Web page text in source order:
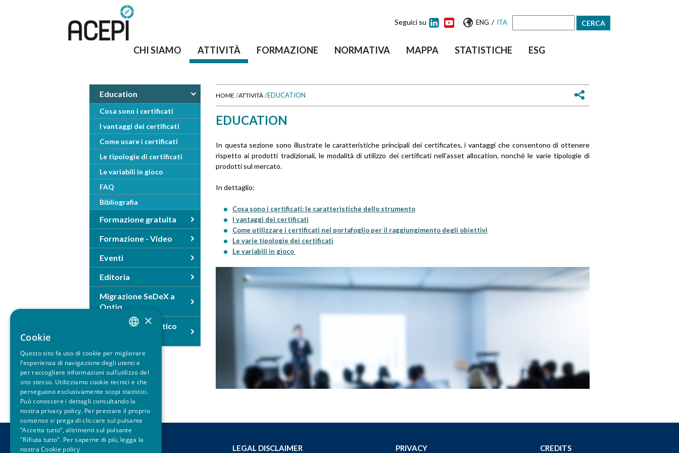
CHI SIAMO ATTIVITÀ FORMAZIONE NORMATIVA MAPPA STATISTICHE ESG
ENG / ITA
Seguici su
s
HOME /ATTIVITÀ /EDUCATION
EDUCATION
In questa sezione sono illustrate le caratteristiche principali dei certificates, i vantaggi che consentono di ottenere
rispetto ai prodotti tradizionali, le modalità di utilizzo dei certificati nell'asset allocation, nonché le varie tipologie di
prodotti sul mercato.
In dettaglio:
Cosa sono i certificati: le caratteristiche dello strumento
I vantaggi dei certificati
Come utilizzare i certificati nel portafoglio per il raggiungimento degli obiettivi
Le varie tipologie dei certificati
Le variabili in gioco
Education
Cosa sono i certificati
I vantaggi dei certificati
Come usare i certificati
Le tipologie di certificati
Le variabili in gioco
FAQ
Bibliografia
Formazione gratuita
Formazione - Video
Eventi
Editoria
Migrazione SeDeX a
Optiq
Premio Giornalistico
LEGAL DISCLAIMER PRIVACY CREDITS
×
Cookie
Questo sito fa uso di cookie per migliorare
l’esperienza di navigazione degli utenti e
per raccogliere informazioni sull’utilizzo del
sito stesso. Utilizziamo cookie tecnici e che
perseguono esclusivamente scopi statistici.
Può conoscere i dettagli consultando la
nostra privacy policy. Per prestare il proprio
consenso si prega di cliccare sul pulsante
“Accetta tutto”, altrimenti sul pulsante
"Rifiuta tutto". Per saperne di più, legga la
nostra Cookie policy